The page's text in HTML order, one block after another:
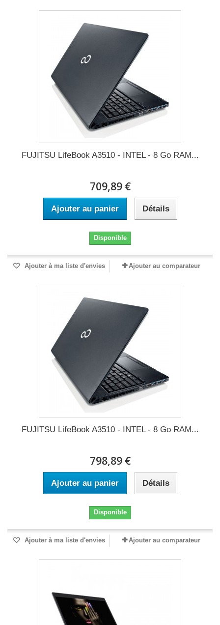
FUJITSU LifeBook A3510 - INTEL - 8 Go RAM...
709,89 €
Ajouter au panier Détails
Disponible
Ajouter à ma liste d'envies Ajouter au comparateur
FUJITSU LifeBook A3510 - INTEL - 8 Go RAM...
798,89 €
Ajouter au panier Détails
Disponible
Ajouter à ma liste d'envies Ajouter au comparateur